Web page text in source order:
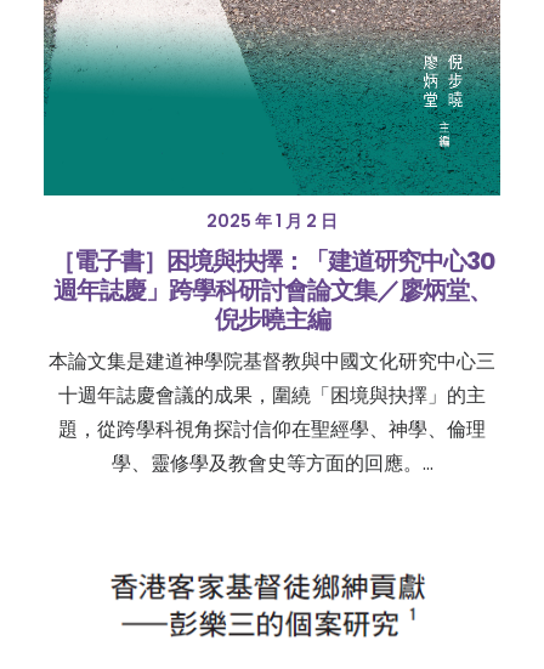
2025 年 1 月 2 日
［電子書］困境與抉擇：「建道研究中心30
週年誌慶」跨學科研討會論文集／廖炳堂、
倪步曉主編
本論文集是建道神學院基督教與中國文化研究中心三
十週年誌慶會議的成果，圍繞「困境與抉擇」的主
題，從跨學科視角探討信仰在聖經學、神學、倫理
學、靈修學及教會史等方面的回應。…